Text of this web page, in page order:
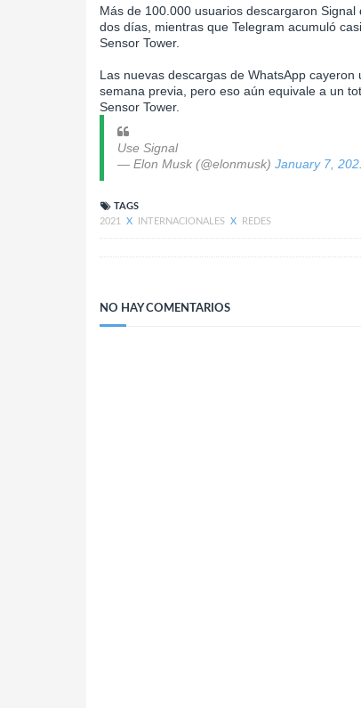
Más de 100.000 usuarios descargaron
dos días, mientras que Telegram acumuló
Sensor Tower.
Las nuevas descargas de WhatsApp
semana previa, pero eso aún equivale a un
Sensor Tower.
Use Signal
— Elon Musk (@elonmusk) January 7,
TAGS
2021
X INTERNACIONALES X REDES
NO HAY COMENTARIOS